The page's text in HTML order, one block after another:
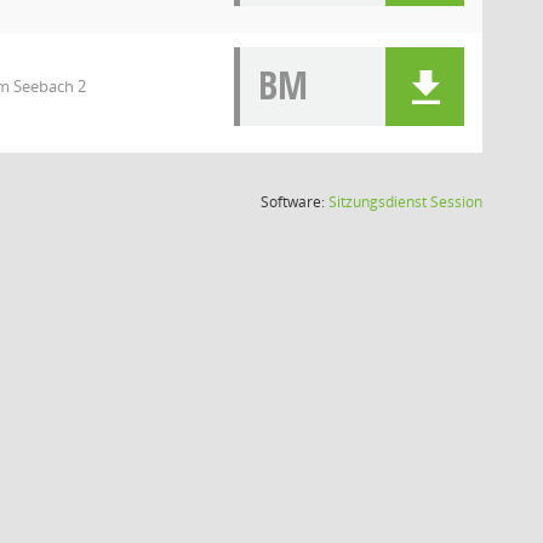
Seebach 2 BM
Software:SitzungsdienstSession(Wird in